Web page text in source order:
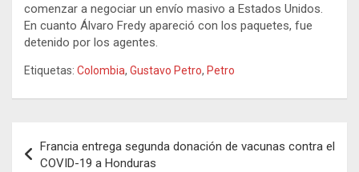
comenzar a negociar un envío masivo a Estados Unidos.
En cuanto Álvaro Fredy apareció con los paquetes, fue
detenido por los agentes.
Etiquetas: Colombia, Gustavo Petro, Petro
de
Francia entrega segunda donación de vacunas contra el
COVID-19 a Honduras